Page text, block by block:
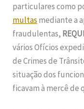
particulares como
multas mediante a
fraudulentas,
vários Ofícios
de Crimes de
situação dos
ficavam à mercê de